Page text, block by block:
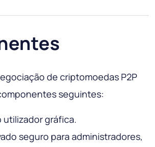
de criptomoedas P2P
seguintes:
utilizador gráfica.
seguro para administradores,